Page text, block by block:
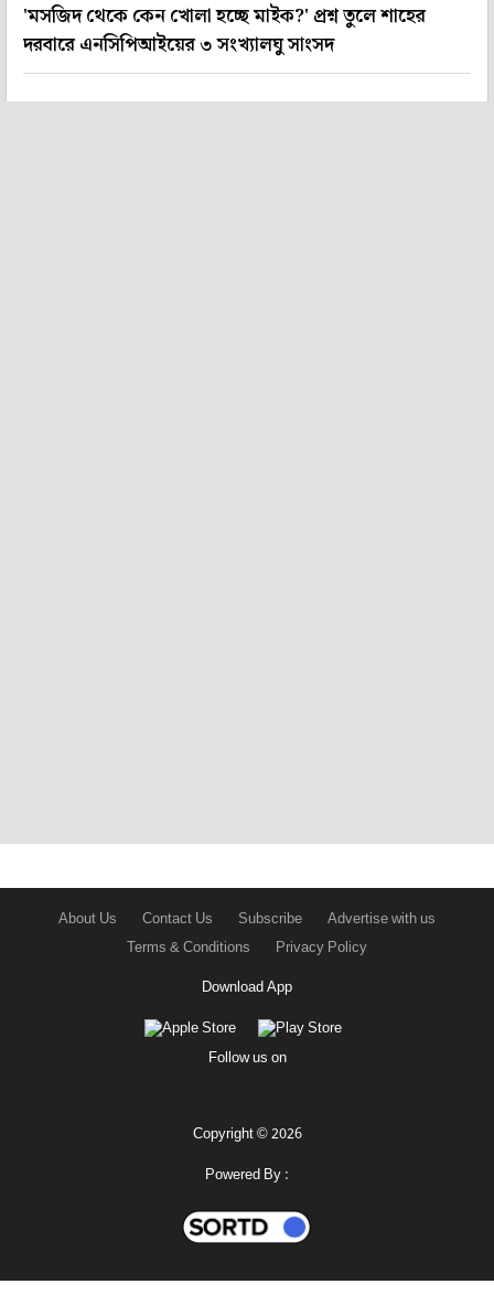
'মসজিদ থেকে কেন খোলা হচ্ছে মাইক?' প্রশ্ন তুলে শাহের
দরবারে এনসিপিআইয়ের ৩ সংখ্যালঘু সাংসদ
About Us Contact Us Subscribe
Advertise with us
Terms & Conditions
Privacy Policy
Download App
Follow us on
Copyright © 2026
Powered By :